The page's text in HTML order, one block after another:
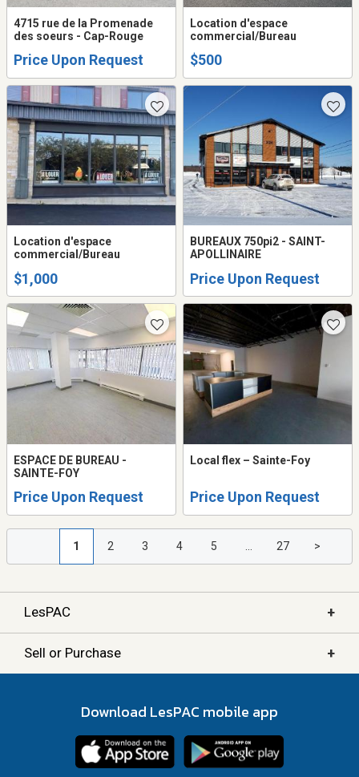
4715 rue de la Promenade
des soeurs - Cap-Rouge
Price Upon Request
Location d'espace
commercial/Bureau
$500
Location d'espace
commercial/Bureau
$1,000
BUREAUX 750pi2 - SAINT-
APOLLINAIRE
Price Upon Request
ESPACE DE BUREAU -
SAINTE-FOY
Price Upon Request
Local flex – Sainte-Foy
Price Upon Request
1 2 3 4 5 ... 27 >
LesPAC +
Sell or Purchase +
Download LesPAC mobile app